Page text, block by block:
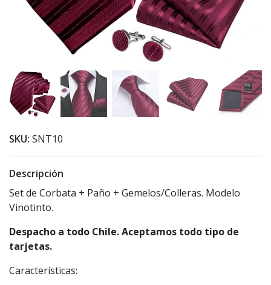
SKU: SNT10
Descripción
Set de Corbata + Paño + Gemelos/Colleras. Modelo
Vinotinto.
Despacho a todo Chile. Aceptamos todo tipo de
tarjetas.
Características: